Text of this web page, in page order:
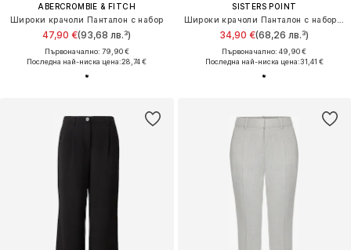
ABERCROMBIE & FITCH
Широки крачоли Панталон с набор
47,90 €(93,68 лв.³)
Първоначално: 79,90 €
Последна най-ниска цена:28,74 €
SISTERS POINT
34,90 €(68,26 лв.³)
Първоначално: 49,90 €
Последна най-ниска цена:31,41 €